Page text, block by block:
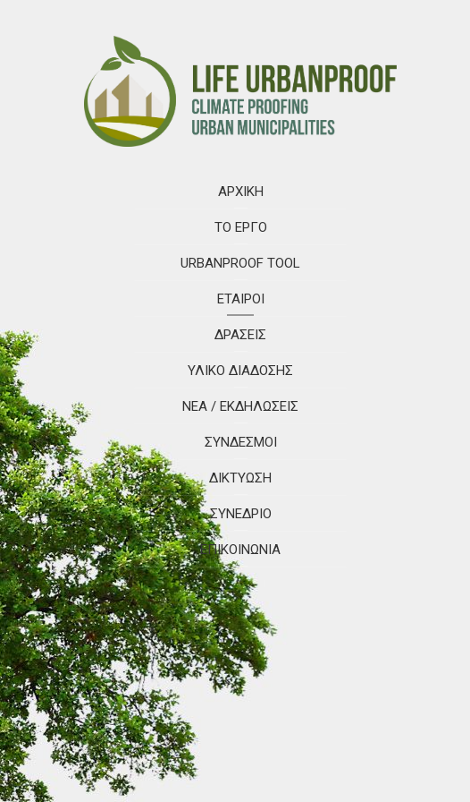
ΑΡΧΙΚΉ
ΤΟ ΈΡΓΟ
URBANPROOF TOOL
ΕΤΑΊΡΟΙ
ΔΡΆΣΕΙΣ
ΥΛΙΚΟ ΔΙΆΔΟΣΗΣ
ΝΈΑ / ΕΚΔΗΛΏΣΕΙΣ
ΣΎΝΔΕΣΜΟΙ
ΔΙΚΤΎΩΣΗ
ΣΥΝΈΔΡΙΟ
ΕΠΙΚΟΙΝΩΝΊΑ